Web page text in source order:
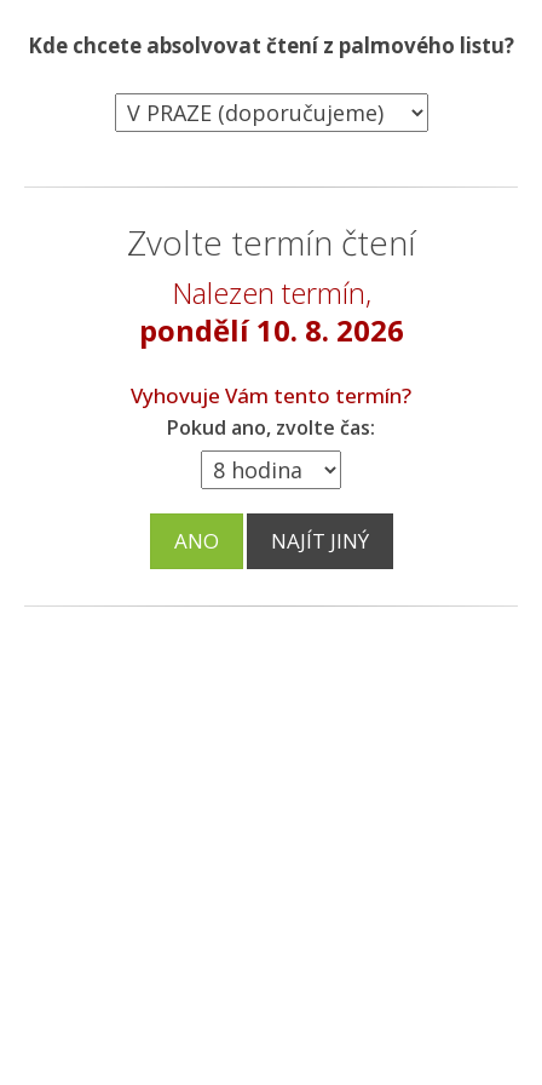
Kde chcete absolvovat čtení z palmového listu?
Zvolte termín čtení
Nalezen termín,
pondělí10. 8. 2026
Vyhovuje Vám tento termín?
Pokud ano, zvolte čas:
ANO NAJÍT JINÝ